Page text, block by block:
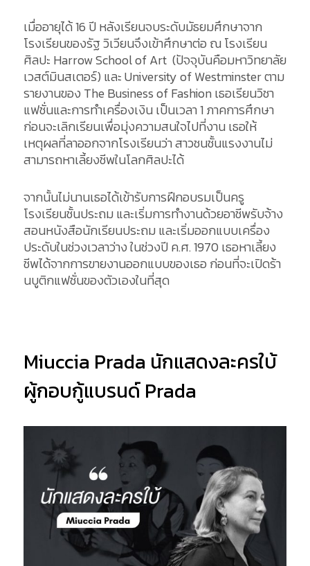
เมื่ออายุได้ 16 ปี หลังเรียนจบระดับมัธยมศึกษาจาก
โรงเรียนของรัฐ วิเวียนจึงเข้าศึกษาต่อ ณ โรงเรียน
ศิลปะ Harrow School of Art (ปัจจุบันคือมหาวิทยาลัย
เวสต์มินสเตอร์) และ University of Westminster ตาม
รายงานของ The Business of Fashion เธอเรียนวิชา
แฟชั่นและการทำเครื่องเงิน เป็นเวลา 1 ภาคการศึกษา
ก่อนจะเลิกเรียนเพื่อมุ่งความสนใจไปที่งาน เธอให้
เหตุผลที่ลาออกจากโรงเรียนว่า สาวชนชั้นแรงงานไม่
สามารถหาเลี้ยงชีพในโลกศิลปะได้
จากนั้นไม่นานเธอได้เข้ารับการฝึกอบรมเป็นครู
โรงเรียนชั้นประถม และเริ่มการทำงานด้วยอาชีพรับจ้าง
สอนหนังสือนักเรียนประถม และเริ่มออกแบบเครื่อง
ประดับในช่วงเวลาว่าง ในช่วงปี ค.ศ. 1970 เธอหาเลี้ยง
ชีพได้จากการขายงานออกแบบของเธอ ก่อนที่จะเปิดร้า
นบูติกแฟชั่นของตัวเองในที่สุด
Miuccia Prada นักแสดงละครใบ้
ผู้กอบกู้แบรนด์ Prada